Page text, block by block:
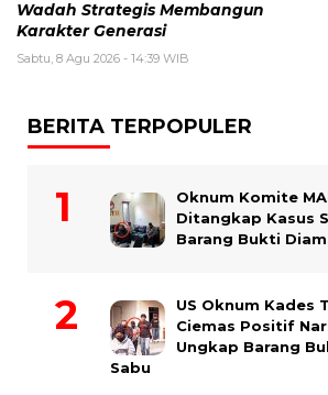
Wadah Strategis Membangun
Karakter Generasi ‎
Sabtu, 8 Agu 2026 - 14:39 WIB
BERITA TERPOPULER
Oknum Komite
Ditangkap Kasus
Barang Bukti
US Oknum Kades
Ciemas Positif
Ungkap Barang
Sabu